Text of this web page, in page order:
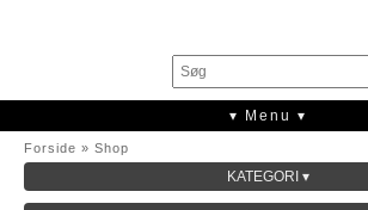
▾ Menu ▾
Forside » Shop
KATEGORI ▾